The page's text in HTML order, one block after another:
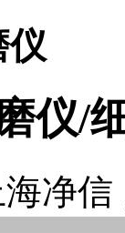
仪
仪/
净信